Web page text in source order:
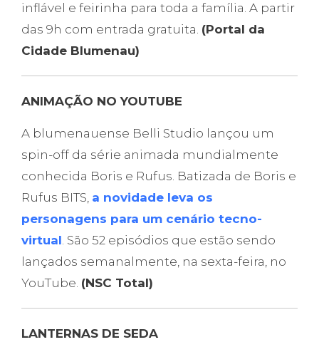
inflável e feirinha para toda a família. A partir
das 9h com entrada gratuita. (Portal da
Cidade Blumenau)
ANIMAÇÃO NO YOUTUBE
A blumenauense Belli Studio lançou um
spin-off da série animada mundialmente
conhecida Boris e Rufus. Batizada de Boris e
Rufus BITS, a novidade leva os
personagens para um cenário tecno-
virtual. São 52 episódios que estão sendo
lançados semanalmente, na sexta-feira, no
YouTube. (NSC Total)
LANTERNAS DE SEDA